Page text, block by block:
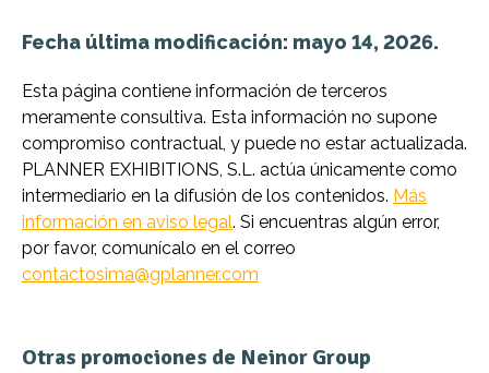
Fecha última modificación: mayo 14, 2026.
Esta página contiene información de terceros
meramente consultiva. Esta información no supone
compromiso contractual, y puede no estar actualizada.
PLANNER EXHIBITIONS, S.L. actúa únicamente como
intermediario en la difusión de los contenidos. Más
información en aviso legal. Si encuentras algún error,
por favor, comunícalo en el correo
contactosima@gplanner.com
Otras promociones de Neinor Group